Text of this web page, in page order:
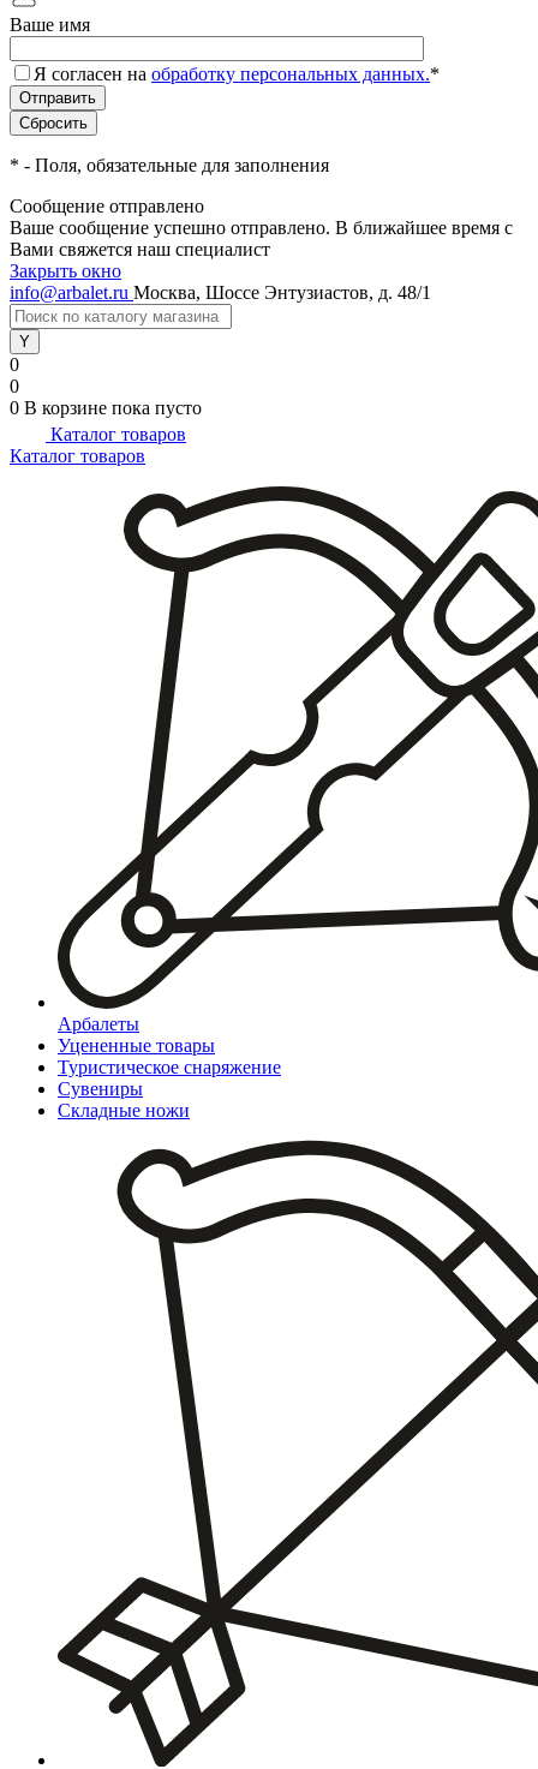
Ваше имя
Я согласен на обработку персональных данных.*
* - Поля, обязательные для заполнения
Сообщение отправлено
Ваше сообщение успешно отправлено. В ближайшее время с
Вами свяжется наш специалист
Закрыть окно
info@arbalet.ru Москва, Шоссе Энтузиастов, д. 48/1
0
0
0 В корзине пока пусто
Каталог товаров
Каталог товаров
Арбалеты
Уцененные товары
Туристическое снаряжение
Сувениры
Складные ножи